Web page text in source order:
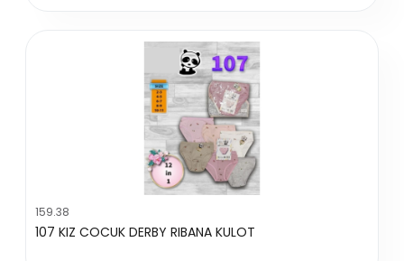
159.38
107 KIZ COCUK DERBY RIBANA KULOT